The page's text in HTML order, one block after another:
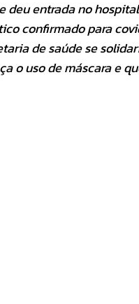
deu entrada no
confirmado para
de saúde se
o uso de máscara e